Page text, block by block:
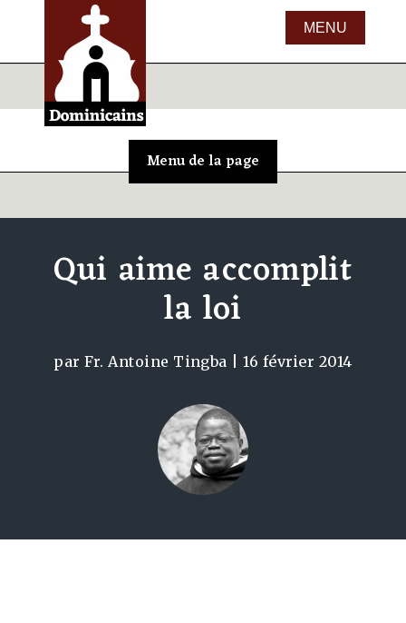
Qui aime accomplit
la loi
parFr. Antoine Tingba |16 février 2014